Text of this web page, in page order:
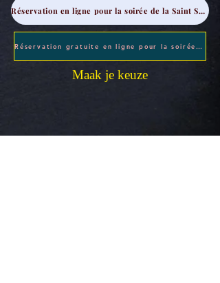
Réservation en ligne pour la soirée de la Saint Sylvestre
Réservation gratuite en ligne pour la soirée Halloween
Maak je keuze